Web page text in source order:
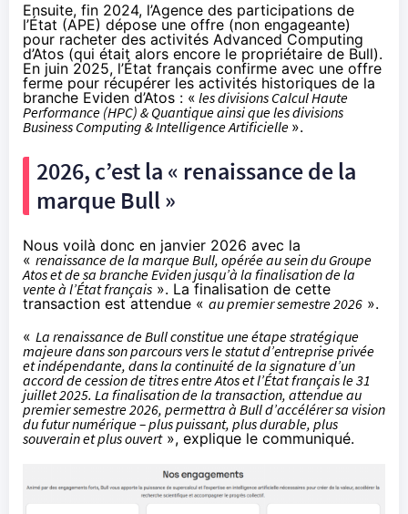
Ensuite, fin 2024, l’Agence des participations de
l’État (APE) dépose une offre (non engageante)
pour racheter des activités Advanced Computing
d’Atos (qui était alors encore le propriétaire de Bull).
En juin 2025, l’État français confirme avec une offre
ferme pour récupérer les activités historiques de la
branche Eviden d’Atos : « les divisions Calcul Haute
Performance (HPC) & Quantique ainsi que les divisions
Business Computing & Intelligence Artificielle ».
2026, c’est la « renaissance de la
marque Bull »
Nous voilà donc en janvier 2026 avec la
« renaissance de la marque Bull, opérée au sein du Groupe
Atos et de sa branche Eviden jusqu’à la finalisation de la
vente à l’État français ». La finalisation de cette
transaction est attendue « au premier semestre 2026 ».
« La renaissance de Bull constitue une étape stratégique
majeure dans son parcours vers le statut d’entreprise privée
et indépendante, dans la continuité de la signature d’un
accord de cession de titres entre Atos et l’État français le 31
juillet 2025. La finalisation de la transaction, attendue au
premier semestre 2026, permettra à Bull d’accélérer sa vision
du futur numérique – plus puissant, plus durable, plus
souverain et plus ouvert», explique le communiqué.